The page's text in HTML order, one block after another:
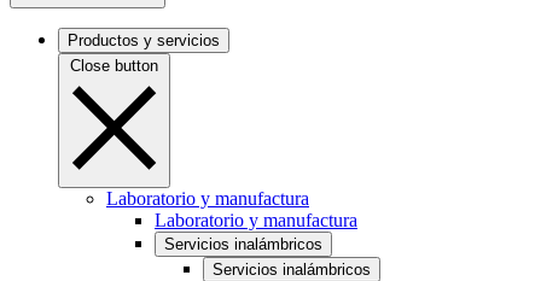
Productos y servicios
Close button
Laboratorio y manufactura
Laboratorio y manufactura
Servicios inalámbricos
Servicios inalámbricos